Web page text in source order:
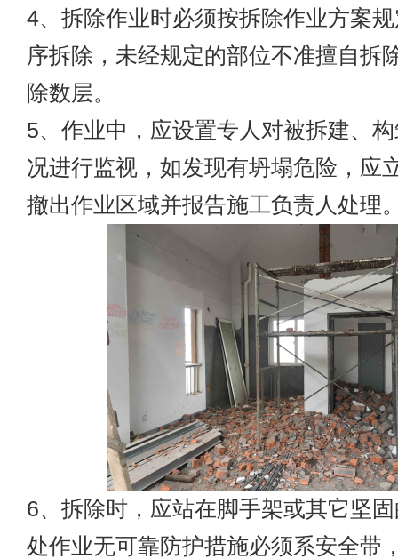
4、拆除作业时必须按拆除作业方案
序拆除，未经规定的部位不准擅自拆
除数层。
5、作业中，应设置专人对被拆建、
况进行监视，如发现有坍塌危险，应
撤出作业区域并报告施工负责人处理
6、拆除时，应站在脚手架或其它坚
处作业无可靠防护措施必须系安全带